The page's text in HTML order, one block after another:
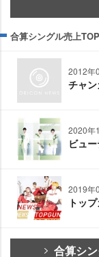
合算シングル売上
2012年
チャ
2020年
ビュ
2019年
トッ
合算シ